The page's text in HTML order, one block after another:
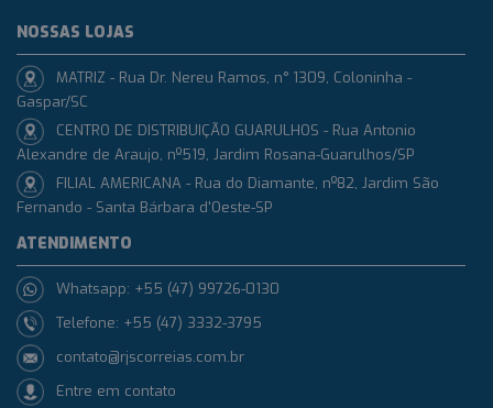
NOSSAS LOJAS
MATRIZ - Rua Dr. Nereu Ramos, n° 1309, Coloninha -
Gaspar/SC
CENTRO DE DISTRIBUIÇÃO GUARULHOS - Rua Antonio
Alexandre de Araujo, nº519, Jardim Rosana-Guarulhos/SP
FILIAL AMERICANA - Rua do Diamante, nº82, Jardim São
Fernando - Santa Bárbara d'Oeste-SP
ATENDIMENTO
Whatsapp: +55 (47) 99726-0130
Telefone: +55 (47) 3332-3795
contato@rjscorreias.com.br
Entre em contato